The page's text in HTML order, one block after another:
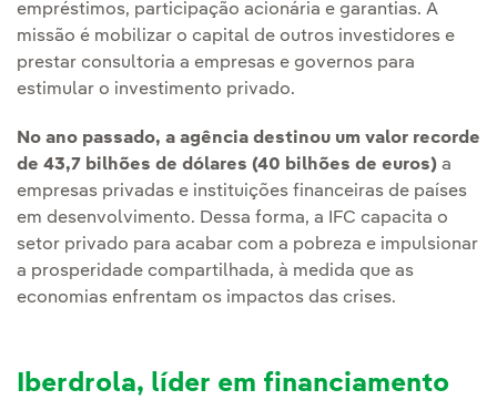
empréstimos, participação acionária e garantias. A
missão é mobilizar o capital de outros investidores e
prestar consultoria a empresas e governos para
estimular o investimento privado.
No ano passado, a agência destinou um valor recorde
de 43,7 bilhões de dólares (40 bilhões de euros) a
empresas privadas e instituições financeiras de países
em desenvolvimento. Dessa forma, a IFC capacita o
setor privado para acabar com a pobreza e impulsionar
a prosperidade compartilhada, à medida que as
economias enfrentam os impactos das crises.
Iberdrola, líder em financiamento